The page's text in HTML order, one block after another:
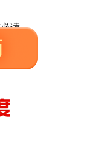
读